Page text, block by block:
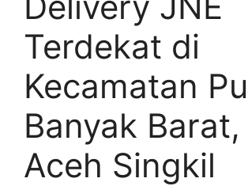
Terdekat di
Kecamatan
Banyak Barat,
Aceh Singkil